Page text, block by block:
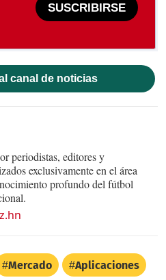
SUSCRIBIRSE
canal de noticias
periodistas, editores y
exclusivamente en el área
profundo del fútbol
Mercado Aplicaciones